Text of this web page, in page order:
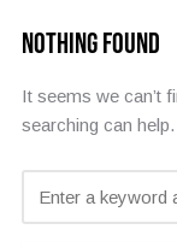
Nothing Found
It seems we can’t
searching can help.